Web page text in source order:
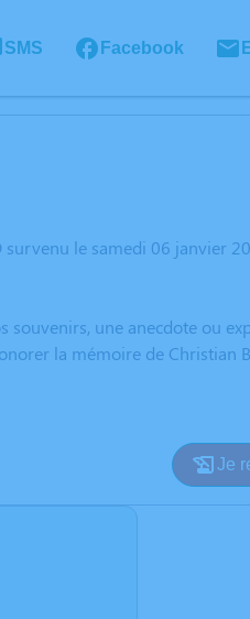
SMS Facebook
survenu le samedi 06 janvier
souvenirs, une anecdote ou
la mémoire de Christian
Je